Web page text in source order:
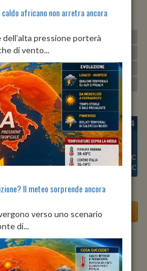
min:17º max:29º U:62%
min:28º max:31º
min:20º max:32º U:73% 92%
min: 17º max:19º U:93%
11
20°C
30°C
MER 12
Max:32°C
GIO 13
Min:21°C
Max:32°C
VEN 14
22°C
Max:31°C
tra 4 giorni
africano non arretra ancora
pressione porterà
di vento...
Il meteo sorprende ancora
verso uno scenario
di...